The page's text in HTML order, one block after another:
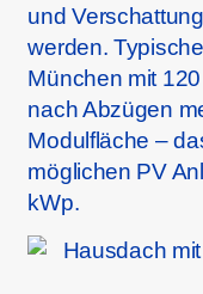
und
werden.
München mit
nach Abzügen
Modulfläche –
möglichen PV
kWp.